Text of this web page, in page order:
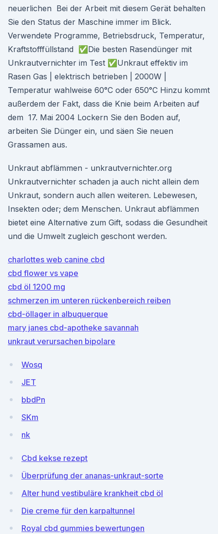
neuerlichen Bei der Arbeit mit diesem Gerät behalten
Sie den Status der Maschine immer im Blick.
Verwendete Programme, Betriebsdruck, Temperatur,
Kraftstofffüllstand ✅Die besten Rasendünger mit
Unkrautvernichter im Test ✅Unkraut effektiv im
Rasen Gas | elektrisch betrieben | 2000W |
Temperatur wahlweise 60°C oder 650°C Hinzu kommt
außerdem der Fakt, dass die Knie beim Arbeiten auf
dem 17. Mai 2004 Lockern Sie den Boden auf,
arbeiten Sie Dünger ein, und säen Sie neuen
Grassamen aus.
Unkraut abflämmen - unkrautvernichter.org
Unkrautvernichter schaden ja auch nicht allein dem
Unkraut, sondern auch allen weiteren. Lebewesen,
Insekten oder; dem Menschen. Unkraut abflämmen
bietet eine Alternative zum Gift, sodass die Gesundheit
und die Umwelt zugleich geschont werden.
charlottes web canine cbd
cbd flower vs vape
cbd öl 1200 mg
schmerzen im unteren rückenbereich reiben
cbd-öllager in albuquerque
mary janes cbd-apotheke savannah
unkraut verursachen bipolare
Wosq
JET
bbdPn
SKm
nk
Cbd kekse rezept
Überprüfung der ananas-unkraut-sorte
Alter hund vestibuläre krankheit cbd öl
Die creme für den karpaltunnel
Royal cbd gummies bewertungen